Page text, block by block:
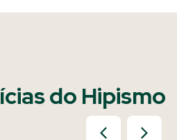
do Hipismo